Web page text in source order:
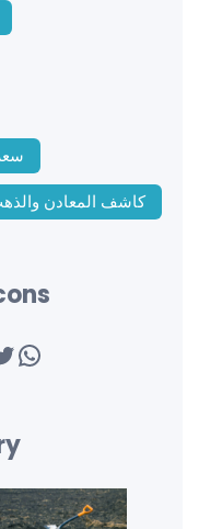
كاشف المعادن
WhatsApp